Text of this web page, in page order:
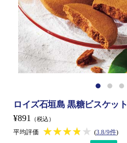
ロイズ石垣島 黒糖ビスケット
¥891 （税込）
平均評価 ★★★★★
★★★★★ (3.8/9件)